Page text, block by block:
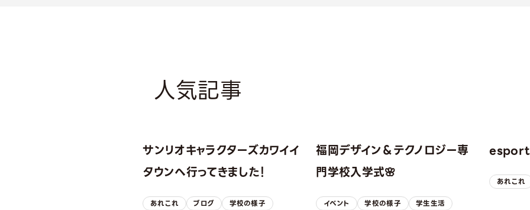
人気記事
サンリオキャラクターズカワイイ
タウンへ行ってきました！
あれこれ ブログ
学校の様子
福岡デザイン＆テクノロジー専
門学校入学式🌸
イベント 学校の様子 学生生活
あれこれ